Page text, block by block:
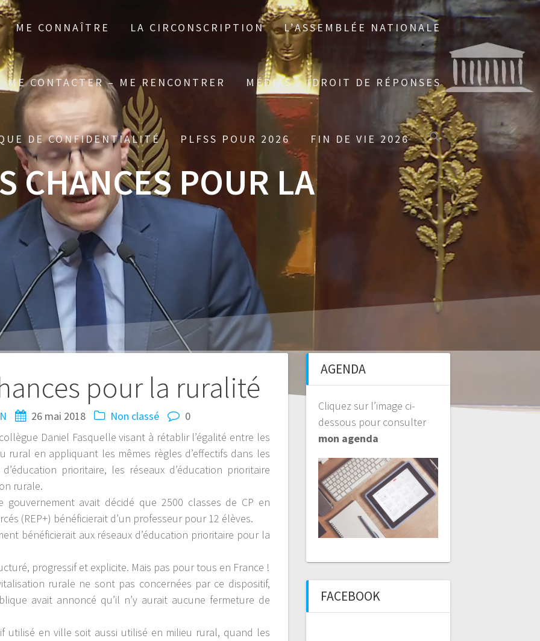
ME CONNAÎTRE LA CIRCONSCRIPTION L’ASSEMBLÉE NATIONALE
ME CONTACTER – ME RENCONTRER MÉDIAS DROIT DE RÉPONSES
DE CONFIDENTIALITÉ PLFSS POUR 2026 FIN DE VIE 2026
CHANCES POUR LA
pour la ruralité
26 mai 2018 Non classé
0
Daniel Fasquelle visant à rétablir l’égalité entre les
rural en appliquant les mêmes règles d’effectifs dans les
prioritaire, les réseaux d’éducation prioritaire
rurale.
avait décidé que 2500 classes de CP en
(REP+) bénéficierait d’un professeur pour 12 élèves.
bénéficierait aux réseaux d’éducation prioritaire pour la
progressif et explicite. Mais pas pour tous en France !
rurale ne sont pas concernées par ce dispositif,
avait annoncé qu’il n’y aurait aucune fermeture de
utilisé en ville soit aussi utilisé en milieu rural, quand les
AGENDA
Cliquez sur l’image ci-
dessous pour consulter
mon agenda
FACEBOOK